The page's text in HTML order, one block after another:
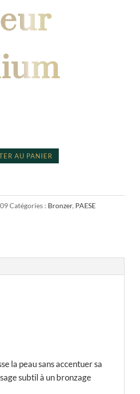
AU PANIER
e
r
v
Catégories : Bronzer, PAESE
la peau sans accentuer sa
subtil à un bronzage